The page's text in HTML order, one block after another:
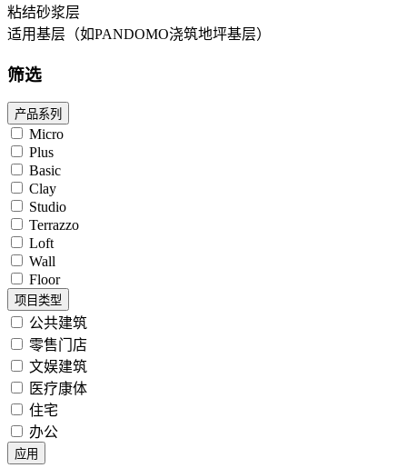
粘结砂浆层
适用基层（如PANDOMO浇筑地坪基层）
筛选
产品系列
Micro
Plus
Basic
Clay
Studio
Terrazzo
Loft
Wall
Floor
项目类型
公共建筑
零售门店
文娱建筑
医疗康体
住宅
办公
应用